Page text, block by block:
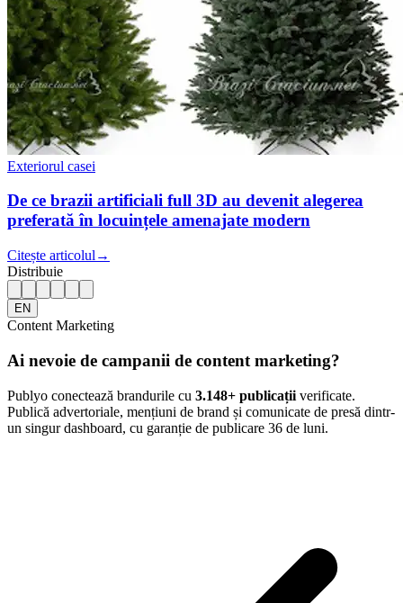
Exteriorul casei
De ce brazii artificiali full 3D au devenit alegerea
preferată în locuințele amenajate modern
Citește articolul →
Distribuie
EN
Content Marketing
Ai nevoie de campanii de content marketing?
Publyo conectează brandurile cu 3.148+ publicații verificate.
Publică advertoriale, mențiuni de brand și comunicate de presă dintr-
un singur dashboard, cu garanție de publicare 36 de luni.